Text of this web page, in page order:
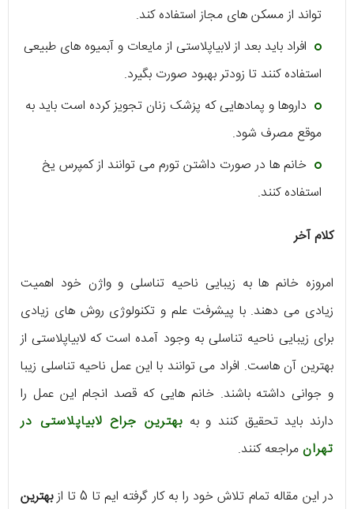
تواند از مسکن های مجاز استفاده کند.
افراد باید بعد از لابیاپلاستی از مایعات و آبمیوه های طبیعی
استفاده کنند تا زودتر بهبود صورت بگیرد.
داروها و پمادهایی که پزشک زنان تجویز کرده است باید به
موقع مصرف شود.
خانم ها در صورت داشتن تورم می توانند از کمپرس یخ
استفاده کنند.
کلام آخر
امروزه خانم ها به زیبایی ناحیه تناسلی و واژن خود اهمیت
زیادی می دهند. با پیشرفت علم و تکنولوژی روش های زیادی
برای زیبایی ناحیه تناسلی به وجود آمده است که لابیاپلاستی از
بهترین آن هاست. افراد می توانند با این عمل ناحیه تناسلی زیبا
و جوانی داشته باشند. خانم هایی که قصد انجام این عمل را
دارند باید تحقیق کنند و بهبهترین جراح لابیاپلاستی در
تهرانمراجعه کنند.
در این مقاله تمام تلاش خود را به کار گرفته ایم تا 5 تا از
بهترین